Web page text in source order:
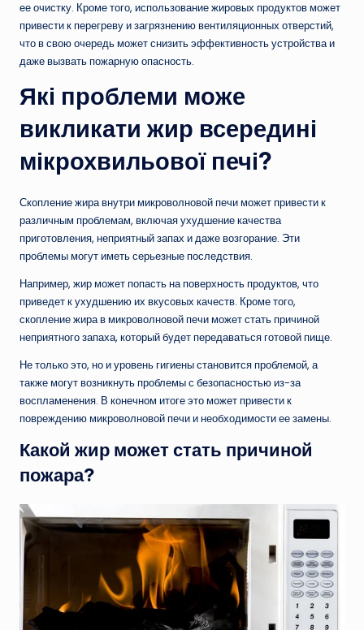
ее очистку. Кроме того, использование жировых продуктов может
привести к перегреву и загрязнению вентиляционных отверстий,
что в свою очередь может снизить эффективность устройства и
даже вызвать пожарную опасность.
Які проблеми може
викликати жир всередині
мікрохвильової печі?
Скопление жира внутри микроволновой печи может привести к
различным проблемам, включая ухудшение качества
приготовления, неприятный запах и даже возгорание. Эти
проблемы могут иметь серьезные последствия.
Например, жир может попасть на поверхность продуктов, что
приведет к ухудшению их вкусовых качеств. Кроме того,
скопление жира в микроволновой печи может стать причиной
неприятного запаха, который будет передаваться готовой пище.
Не только это, но и уровень гигиены становится проблемой, а
также могут возникнуть проблемы с безопасностью из-за
воспламенения. В конечном итоге это может привести к
повреждению микроволновой печи и необходимости ее замены.
Какой жир может стать причиной
пожара?